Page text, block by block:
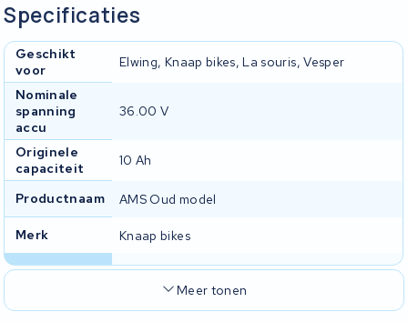
Specificaties
Geschikt
voor
Elwing, Knaap bikes, La souris, Vesper
Nominale
spanning
accu
36.00 V
Originele
capaciteit
10 Ah
Productnaam AMS Oud model
Merk Knaap bikes
Meer tonen